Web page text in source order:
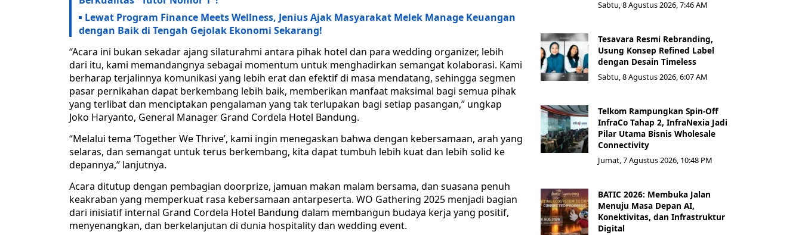
Lewat Program Finance Meets Wellness, Jenius Ajak Masyarakat Melek Manage Keuangan
dengan Baik di Tengah Gejolak Ekonomi Sekarang!
“Acara ini bukan sekadar ajang silaturahmi antara pihak hotel dan para wedding organizer, lebih
dari itu, kami memandangnya sebagai momentum untuk menghadirkan semangat kolaborasi. Kami
berharap terjalinnya komunikasi yang lebih erat dan efektif di masa mendatang, sehingga segmen
pasar pernikahan dapat berkembang lebih baik, memberikan manfaat maksimal bagi semua pihak
yang terlibat dan menciptakan pengalaman yang tak terlupakan bagi setiap pasangan,” ungkap
Joko Haryanto, General Manager Grand Cordela Hotel Bandung.
“Melalui tema ‘Together We Thrive’, kami ingin menegaskan bahwa dengan kebersamaan, arah yang
selaras, dan semangat untuk terus berkembang, kita dapat tumbuh lebih kuat dan lebih solid ke
depannya,” lanjutnya.
Acara ditutup dengan pembagian doorprize, jamuan makan malam bersama, dan suasana penuh
keakraban yang memperkuat rasa kebersamaan antarpeserta. WO Gathering 2025 menjadi bagian
dari inisiatif internal Grand Cordela Hotel Bandung dalam membangun budaya kerja yang positif,
menyenangkan, dan berkelanjutan di dunia hospitality dan wedding event.
Sabtu, 8 Agustus 2026, 7:46 AM
Tesavara Resmi Rebranding,
Usung Konsep Refined Label
dengan Desain Timeless
Sabtu, 8 Agustus 2026, 6:07 AM
Telkom Rampungkan Spin-Off
InfraCo Tahap 2, InfraNexia Jadi
Pilar Utama Bisnis Wholesale
Connectivity
Jumat, 7 Agustus 2026, 10:48 PM
BATIC 2026: Membuka Jalan
Menuju Masa Depan AI,
Konektivitas, dan Infrastruktur
Digital